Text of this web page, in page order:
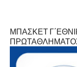
ΜΠΑΣΚΕΤ